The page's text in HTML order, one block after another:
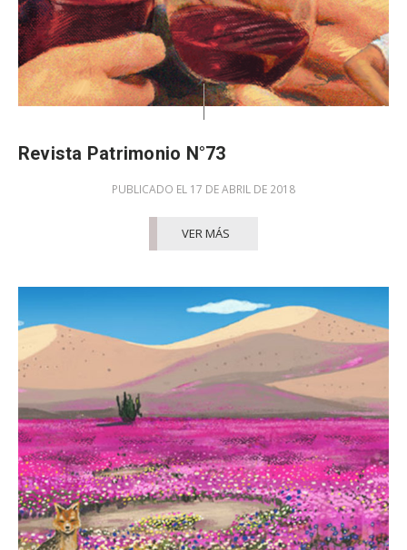
Revista Patrimonio N°73
PUBLICADO EL 17 DE ABRIL DE 2018
VER MÁS